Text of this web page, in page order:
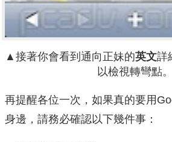
▲接著你會看到通向正妹的英文詳
以檢視轉彎點。
再提醒各位一次，如果真的要用
身邊，請務必確認以下幾件事：